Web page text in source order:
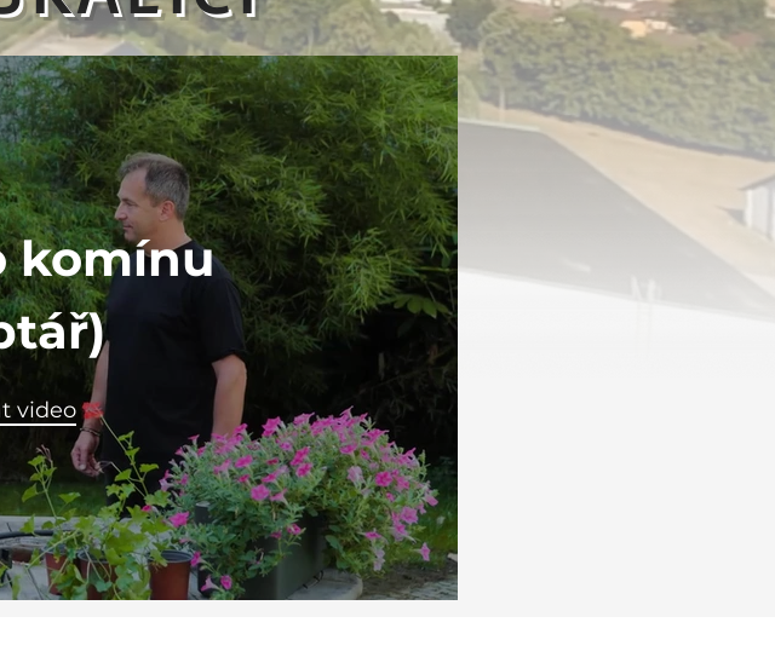
40m komín osázený
od firmy AGRO CS!
komínu
video